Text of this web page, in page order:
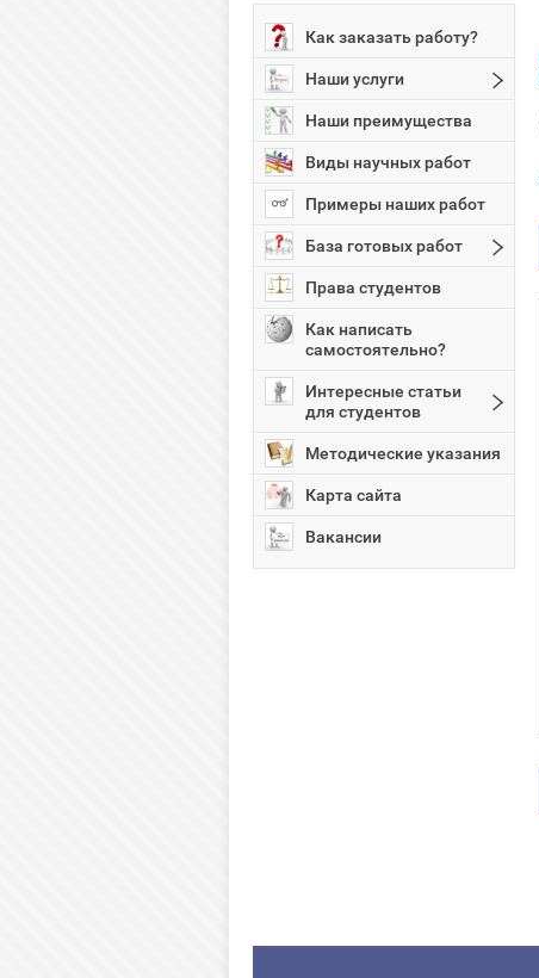
Как заказать работу?
Наши услуги
Наши преимущества
Виды научных работ
Примеры наших работ
База готовых работ
Права студентов
Как написать
самостоятельно?
Интересные статьи
для студентов
Методические указания
Карта сайта
Вакансии